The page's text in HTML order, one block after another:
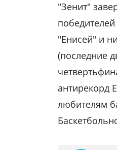
"Зенит"
"Енисей" и
(последние
антирекорд
любителям